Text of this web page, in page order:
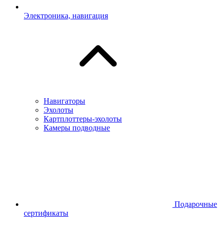
Электроника, навигация
Навигаторы
Эхолоты
Картплоттеры-эхолоты
Камеры подводные
Подарочные
сертификаты